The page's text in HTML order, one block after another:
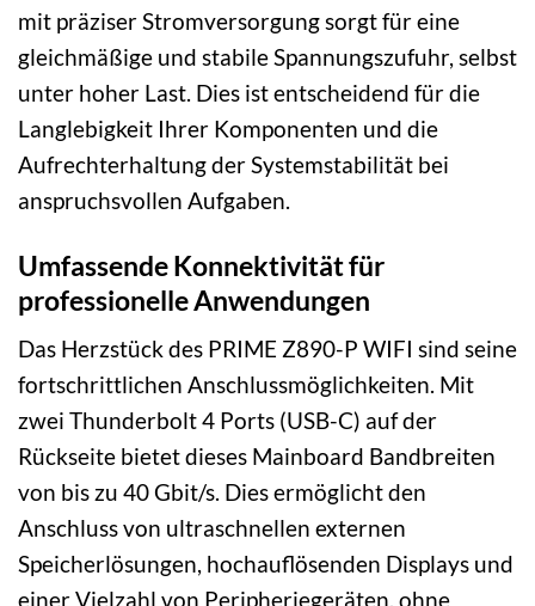
mit präziser Stromversorgung sorgt für eine
gleichmäßige und stabile Spannungszufuhr, selbst
unter hoher Last. Dies ist entscheidend für die
Langlebigkeit Ihrer Komponenten und die
Aufrechterhaltung der Systemstabilität bei
anspruchsvollen Aufgaben.
Umfassende Konnektivität für
professionelle Anwendungen
Das Herzstück des PRIME Z890-P WIFI sind seine
fortschrittlichen Anschlussmöglichkeiten. Mit
zwei Thunderbolt 4 Ports (USB-C) auf der
Rückseite bietet dieses Mainboard Bandbreiten
von bis zu 40 Gbit/s. Dies ermöglicht den
Anschluss von ultraschnellen externen
Speicherlösungen, hochauflösenden Displays und
einer Vielzahl von Peripheriegeräten, ohne